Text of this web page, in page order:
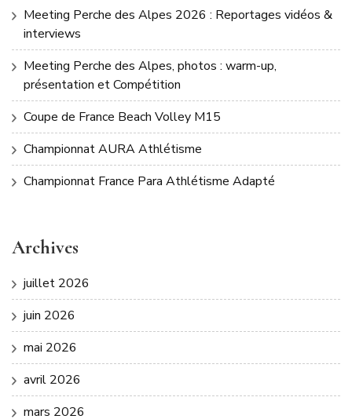
Meeting Perche des Alpes 2026 : Reportages vidéos &
interviews
Meeting Perche des Alpes, photos : warm-up,
présentation et Compétition
Coupe de France Beach Volley M15
Championnat AURA Athlétisme
Championnat France Para Athlétisme Adapté
Archives
juillet 2026
juin 2026
mai 2026
avril 2026
mars 2026